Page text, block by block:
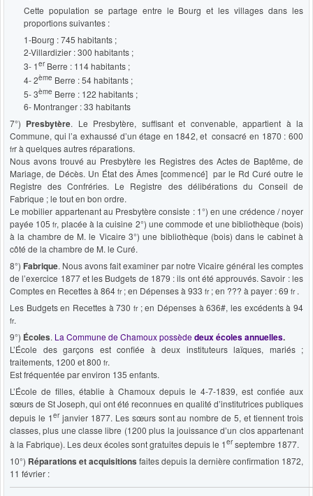
Cette population se partage entre le Bourg et les villages dans les
proportions suivantes :
1-Bourg : 745 habitants ;
2-Villardizier : 300 habitants ;
3- 1erBerre : 114 habitants ;
4- 2ème Berre : 54 habitants ;
5- 3ème Berre : 122 habitants ;
6- Montranger : 33 habitants
7°) Presbytère. Le Presbytère, suffisant et convenable, appartient à la
Commune, qui l’a exhaussé d’un étage en 1842, et consacré en 1870 : 600
frr à quelques autres réparations.
Nous avons trouvé au Presbytère les Registres des Actes de Baptême, de
Mariage, de Décès. Un État des Âmes [commencé] par le Rd Curé outre le
Registre des Confréries. Le Registre des délibérations du Conseil de
Fabrique ; le tout en bon ordre.
Le mobilier appartenant au Presbytère consiste : 1°) en une crédence / noyer
payée 105fr, placée à la cuisine 2°) une commode et une bibliothèque (bois)
à la chambre de M. le Vicaire 3°) une bibliothèque (bois) dans le cabinet à
côté de la chambre de M. le Curé.
8°) Fabrique. Nous avons fait examiner par notre Vicaire général les comptes
de l’exercice 1877 et les Budgets de 1879 : ils ont été approuvés. Savoir : les
Comptes en Recettes à 864 fr; en Dépenses à 933 fr; en ??? à payer : 69 fr.
Les Budgets en Recettes à 730 fr; en Dépenses à 636#, les excédents à 94
fr.
9°) Écoles. La Commune de Chamoux possèdedeux écoles annuelles.
L’École des garçons est confiée à deux instituteurs laïques, mariés ;
traitements, 1200 et 800 fr.
Est fréquentée par environ 135 enfants.
L’École de filles, établie à Chamoux depuis le 4-7-1839, est confiée aux
sœurs de St Joseph, qui ont été reconnues en qualité d’institutrices publiques
depuis le 1erjanvier 1877. Les sœurs sont au nombre de 5, et tiennent trois
classes, plus une classe libre (1200 plus la jouissance d’un clos appartenant
à la Fabrique). Les deux écoles sont gratuites depuis le 1erseptembre 1877.
10°) Réparations et acquisitions faites depuis la dernière confirmation 1872,
11 février :